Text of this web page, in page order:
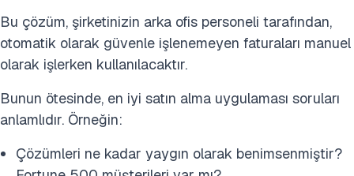
Bu çözüm, şirketinizin arka ofis personeli tarafından,
otomatik olarak güvenle işlenemeyen faturaları manuel
olarak işlerken kullanılacaktır.
Bunun ötesinde, en iyi satın alma uygulaması soruları
anlamlıdır. Örneğin:
Çözümleri ne kadar yaygın olarak benimsenmiştir?